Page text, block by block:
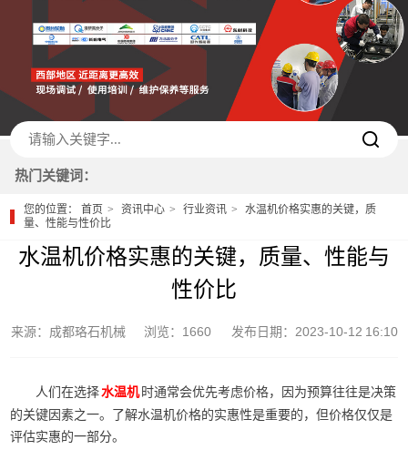
热门关键词：
您的位置：首页 资讯中心 行业资讯
水温机价格实惠的关键，质
量、性能与性价比
水温机价格实惠的关键，质量、性能与
性价比
来源：成都珞石机械 浏览：1660 发布日期：2023-10-12 16:10
人们在选择水温机 时通常会优先考虑价格，因为预算往往是决策
的关键因素之一。了解水温机价格的实惠性是重要的，但价格仅仅是
评估实惠的一部分。